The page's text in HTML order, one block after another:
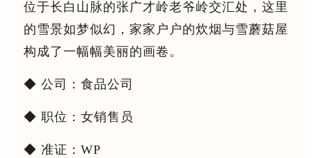
位于长白山脉的张广才岭老爷岭交汇处，这里
的雪景如梦似幻，家家户户的炊烟与雪蘑菇屋
构成了一幅幅美丽的画卷。
◆ 公司：食品公司
◆ 职位：女销售员
◆ 准证：WP